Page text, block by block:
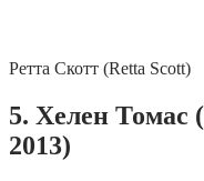
Ретта Скотт (Retta Scott)
5. Хелен Томас
2013)